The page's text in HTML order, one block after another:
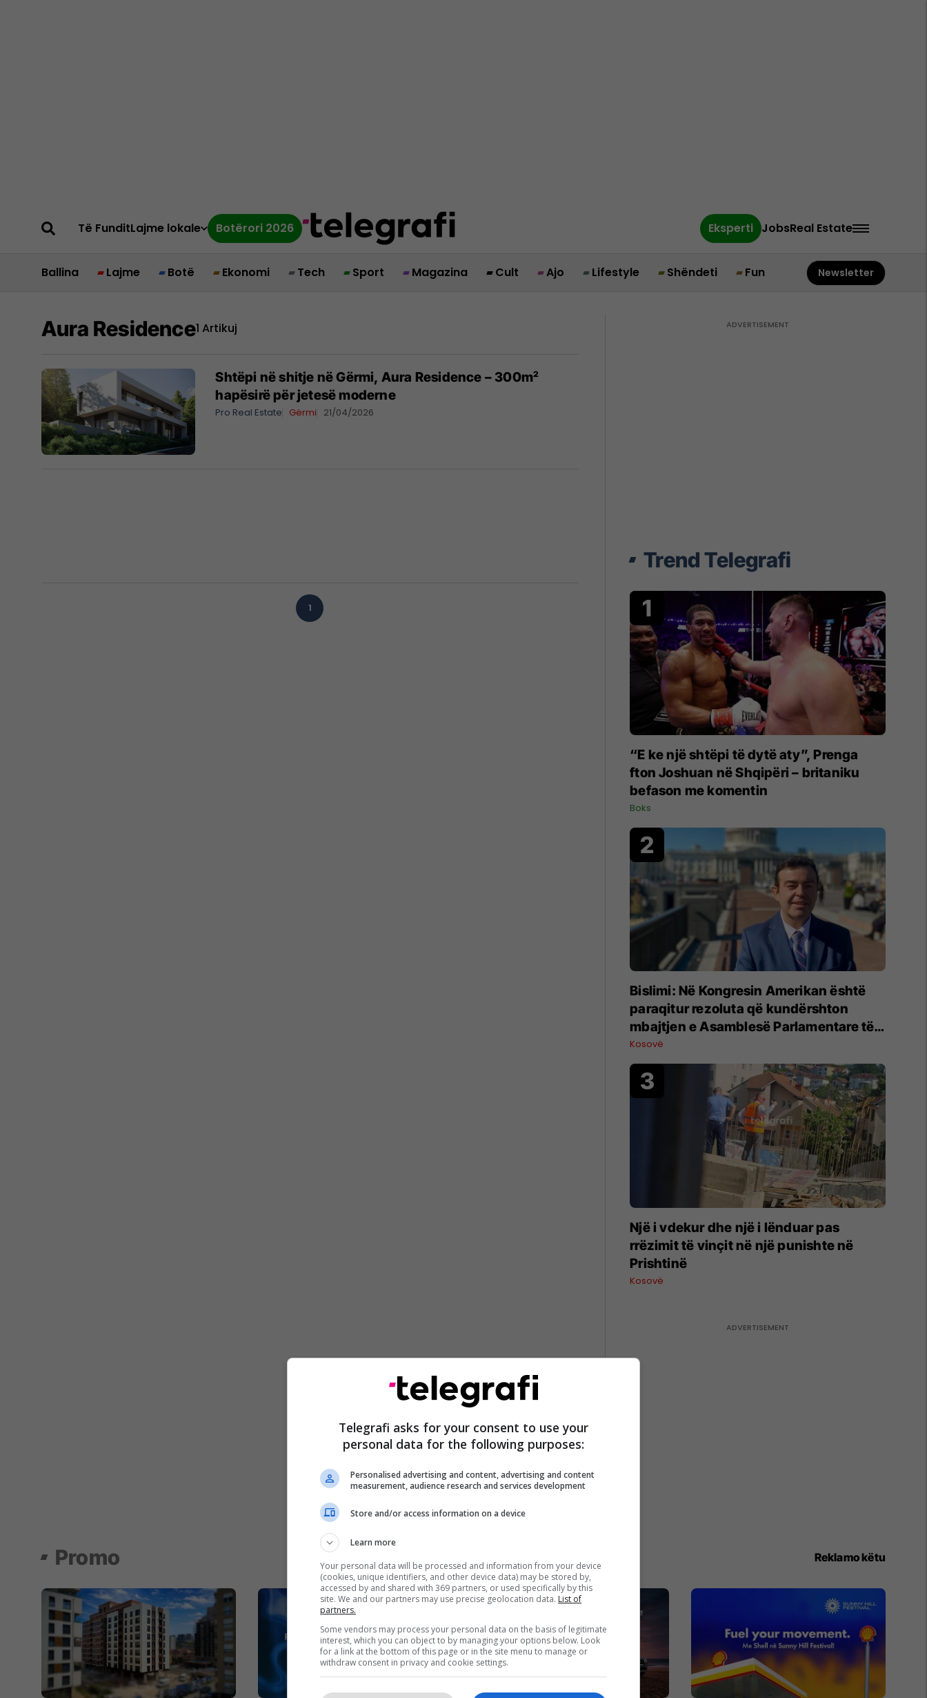
Të FunditLajme lokale Botërori 2026 Eksperti JobsReal Estate
Ballina Lajme Botë Ekonomi Tech Sport Magazina Cult Ajo Lifestyle Shëndeti Fun Newsletter
Aura Residence1 Artikuj
Shtëpi në shitje në Gërmi, Aura Residence – 300m²
hapësirë për jetesë moderne
Pro Real Estate Gërmi 21/04/2026
1
Trend Telegrafi
“E ke një shtëpi të dytë aty”, Prenga
fton Joshuan në Shqipëri – britaniku
befason me komentin
Boks
Bislimi: Në Kongresin Amerikan është
paraqitur rezoluta që kundërshton
mbajtjen e Asamblesë Parlamentare të
OSBE-së në Beograd
Kosovë
Një i vdekur dhe një i lënduar pas
rrëzimit të vinçit në një punishte në
Prishtinë
Kosovë
Promo Reklamo këtu
Telegrafi asks for your consent to use your
personal data for the following purposes:
Personalised advertising and content, advertising and content
measurement, audience research and services development
Store and/or access information on a device
Learn more
Your personal data will be processed and information from your device
(cookies, unique identifiers, and other device data) may be stored by,
accessed by and shared with 369 partners, or used specifically by this
site. We and our partners may use precise geolocation data. List of
partners.
Some vendors may process your personal data on the basis of legitimate
interest, which you can object to by managing your options below. Look
for a link at the bottom of this page or in the site menu to manage or
withdraw consent in privacy and cookie settings.